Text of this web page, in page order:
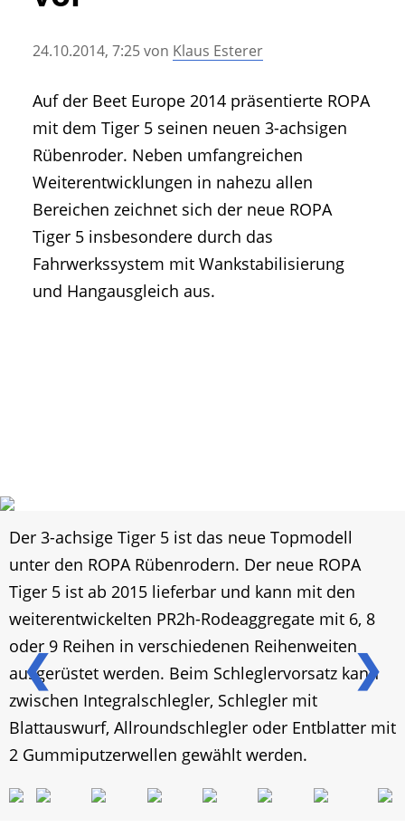
• Messen und Veranstaltungen
• Agritechnica Neuheiten Archiv
• Artikel nach Hersteller/Marke
24.10.2014, 7:25von Klaus Esterer
Auf der Beet Europe 2014 präsentierte ROPA
mit dem Tiger 5 seinen neuen 3-achsigen
Rübenroder. Neben umfangreichen
Weiterentwicklungen in nahezu allen
Bereichen zeichnet sich der neue ROPA
Tiger 5 insbesondere durch das
Fahrwerkssystem mit Wankstabilisierung
und Hangausgleich aus.
❮ ❯
Der 3-achsige Tiger 5 ist das neue Topmodell
unter den ROPA Rübenrodern. Der neue ROPA
Tiger 5 ist ab 2015 lieferbar und kann mit den
weiterentwickelten PR2h-Rodeaggregate mit 6, 8
oder 9 Reihen in verschiedenen Reihenweiten
ausgerüstet werden. Beim Schleglervorsatz kann
zwischen Integralschlegler, Schlegler mit
Blattauswurf, Allroundschlegler oder Entblatter mit
2 Gummiputzerwellen gewählt werden.